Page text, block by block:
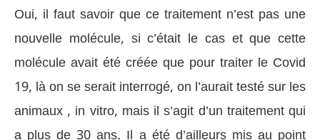
Oui, il faut savoir que ce traitement n’est pas une
nouvelle molécule, si c’était le cas et que cette
molécule avait été créée que pour traiter le Covid
19, là on se serait interrogé, on l’aurait testé sur les
animaux , in vitro, mais il s’agit d’un traitement qui